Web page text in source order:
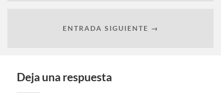
ENTRADA SIGUIENTE →
Deja una respuesta